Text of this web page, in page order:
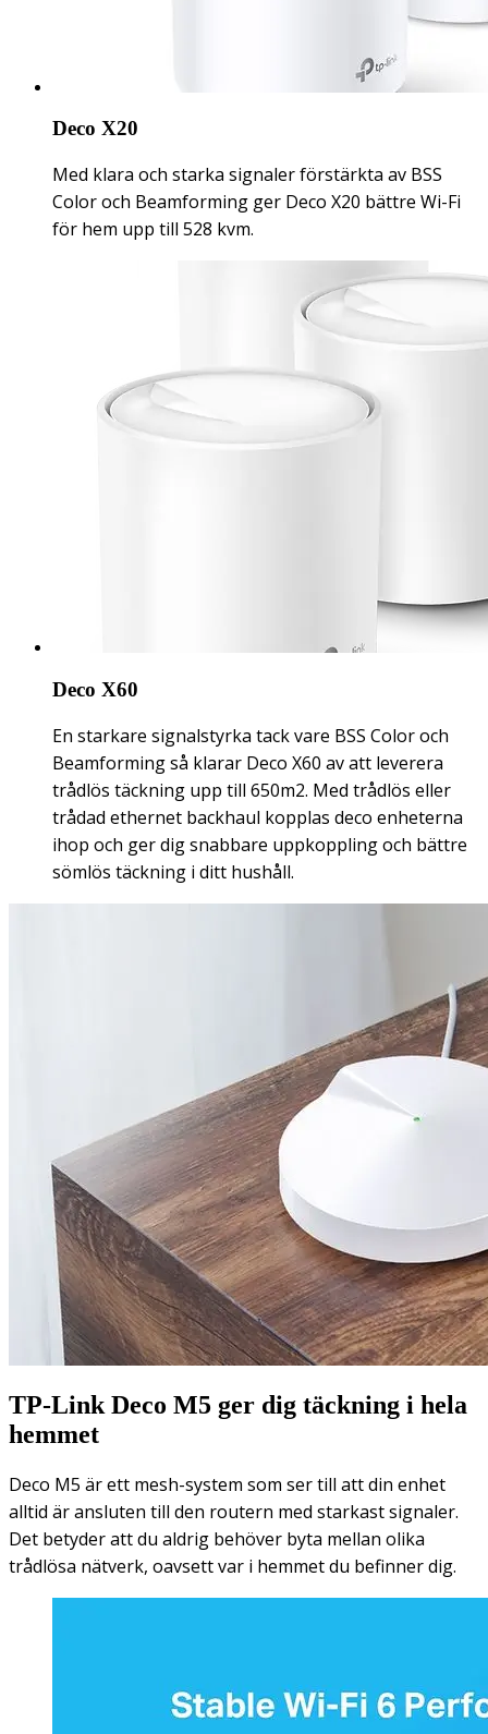
Deco X20
Med klara och starka signaler förstärkta av BSS
Color och Beamforming ger Deco X20 bättre Wi-Fi
för hem upp till 528 kvm.
Deco X60
En starkare signalstyrka tack vare BSS Color och
Beamforming så klarar Deco X60 av att leverera
trådlös täckning upp till 650m2. Med trådlös eller
trådad ethernet backhaul kopplas deco enheterna
ihop och ger dig snabbare uppkoppling och bättre
sömlös täckning i ditt hushåll.
TP-Link Deco M5 ger dig täckning i hela
hemmet
Deco M5 är ett mesh-system som ser till att din enhet
alltid är ansluten till den routern med starkast signaler.
Det betyder att du aldrig behöver byta mellan olika
trådlösa nätverk, oavsett var i hemmet du befinner dig.